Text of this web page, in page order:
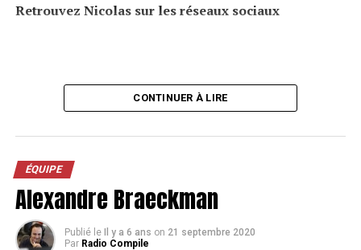
Retrouvez Nicolas sur les réseaux sociaux
CONTINUER À LIRE
ÉQUIPE
Alexandre Braeckman
Publié le Il y a 6 ans on 21 septembre 2020
Par Radio Compile